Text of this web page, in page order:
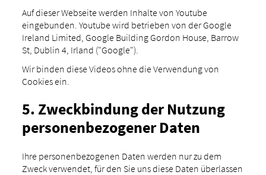
Auf dieser Webseite werden Inhalte von Youtube
eingebunden. Youtube wird betrieben von der Google
Ireland Limited, Google Building Gordon House, Barrow
St, Dublin 4, Irland ("Google").
Wir binden diese Videos ohne die Verwendung von
Cookies ein.
5. Zweckbindung der Nutzung
personenbezogener Daten
Ihre personenbezogenen Daten werden nur zu dem
Zweck verwendet, für den Sie uns diese Daten überlassen